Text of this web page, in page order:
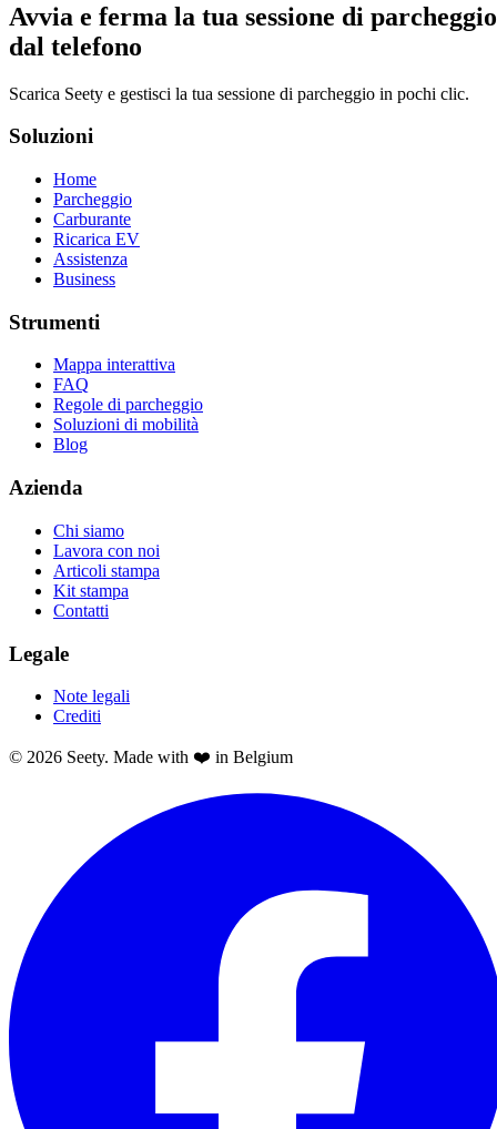
Avvia e ferma la tua sessione di parcheggio
dal telefono
Scarica Seety e gestisci la tua sessione di parcheggio in pochi clic.
Soluzioni
Home
Parcheggio
Carburante
Ricarica EV
Assistenza
Business
Strumenti
Mappa interattiva
FAQ
Regole di parcheggio
Soluzioni di mobilità
Blog
Azienda
Chi siamo
Lavora con noi
Articoli stampa
Kit stampa
Contatti
Legale
Note legali
Crediti
© 2026 Seety. Made with ❤️ in Belgium